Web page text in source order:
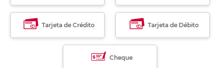
Tarjeta de Crédito Tarjeta de Débito
Cheque